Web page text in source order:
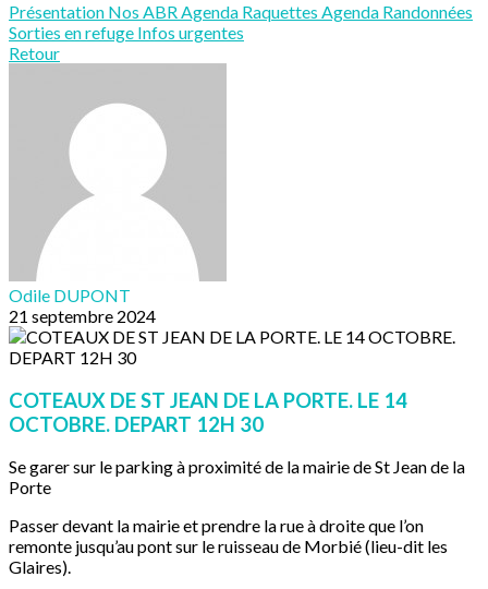
Présentation Nos ABRAgenda Raquettes Agenda Randonnées
Sorties en refuge Infos urgentes
Retour
Odile DUPONT
21 septembre 2024
COTEAUX DE ST JEAN DE LA PORTE. LE 14
OCTOBRE. DEPART 12H 30
Se garer sur le parking à proximité de la mairie de St Jean de la
Porte
Passer devant la mairie et prendre la rue à droite que l’on
remonte jusqu’au pont sur le ruisseau de Morbié (lieu-dit les
Glaires).